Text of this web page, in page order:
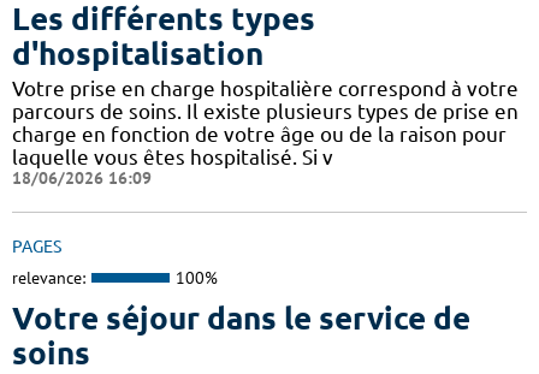
Les différents types
d'hospitalisation
Votre prise en charge hospitalière correspond à votre
parcours de soins. Il existe plusieurs types de prise en
charge en fonction de votre âge ou de la raison pour
laquelle vous êtes hospitalisé. Si v
18/06/2026 16:09
PAGES
relevance: 100%
Votre séjour dans le service de
soins